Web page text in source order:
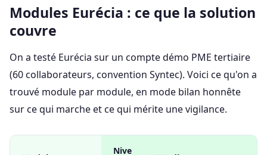
Modules Eurécia : ce que la solution
couvre
On a testé Eurécia sur un compte démo PME tertiaire
(60 collaborateurs, convention Syntec). Voici ce qu'on a
trouvé module par module, en mode bilan honnête
sur ce qui marche et ce qui mérite une vigilance.
Nive